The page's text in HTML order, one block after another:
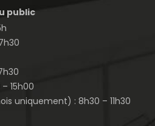
public
15h00
uniquement) : 8h30 – 11h30